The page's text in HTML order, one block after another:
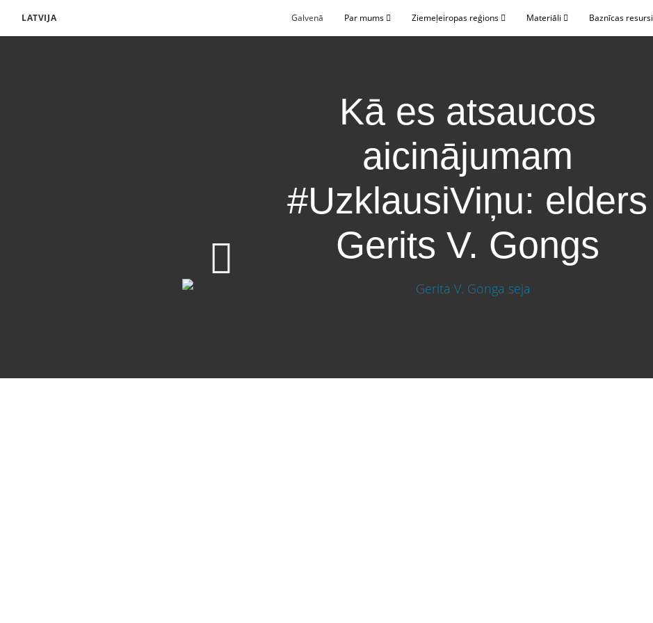
LATVIJA Galvenā Par mums Ziemeļeiropas reģions Materiāli Baznīcas resursi
Kā es atsaucos
aicinājumam
#UzklausiViņu: elders
Gerits V. Gongs